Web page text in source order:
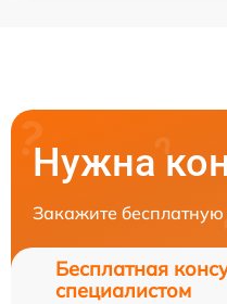
Нужна
Закажите
Бесплатная
специалистом